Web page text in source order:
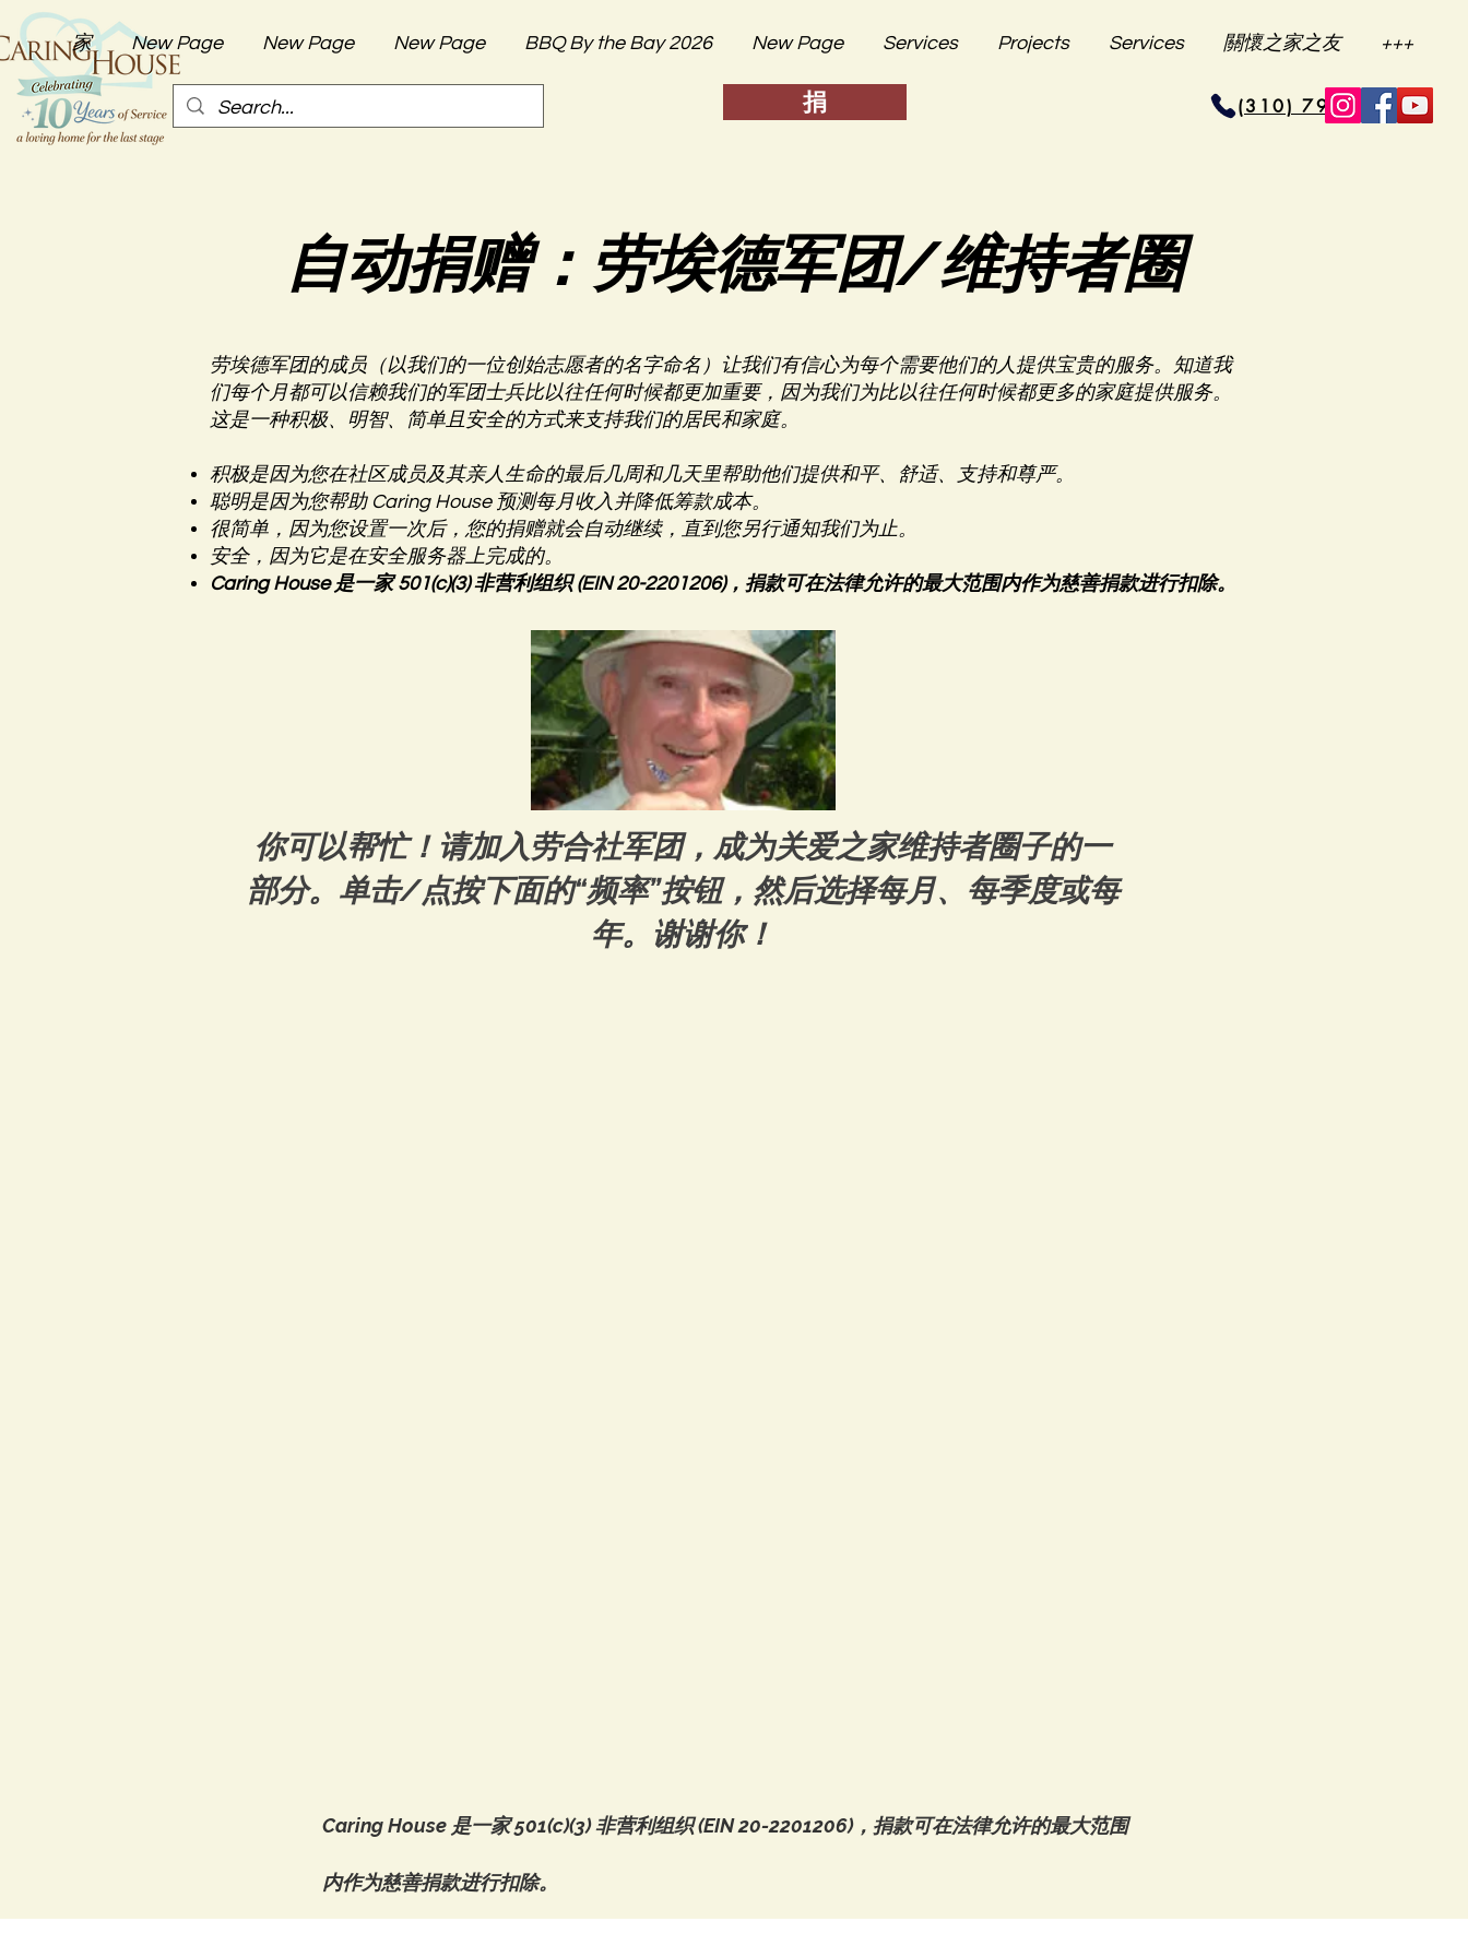
家 New Page New Page New Page BBQ By the Bay 2026 New Page Services Projects Services 關懷之家之友 +++
捐 (310) 796-6625
自动捐赠：劳埃德军团/维持者圈
劳埃德军团的成员（以我们的一位创始志愿者的名字命名）让我们有信心为每个需要他们的人提供宝贵的服务。知道我
们每个月都可以信赖我们的军团士兵比以往任何时候都更加重要，因为我们为比以往任何时候都更多的家庭提供服务。
这是一种积极、明智、简单且安全的方式来支持我们的居民和家庭。
积极是因为您在社区成员及其亲人生命的最后几周和几天里帮助他们提供和平、舒适、支持和尊严。
聪明是因为您帮助 Caring House 预测每月收入并降低筹款成本。
很简单，因为您设置一次后，您的捐赠就会自动继续，直到您另行通知我们为止。
安全，因为它是在安全服务器上完成的。
Caring House 是一家 501(c)(3) 非营利组织 (EIN 20-2201206)，捐款可在法律允许的最大范围内作为慈善捐款进行扣除。
你可以帮忙！请加入劳合社军团，成为关爱之家维持者圈子的一
部分。单击/点按下面的“频率”按钮，然后选择每月、每季度或每
年。谢谢你！
Caring House 是一家 501(c)(3) 非营利组织 (EIN 20-2201206)，捐款可在法律允许的最大范围
内作为慈善捐款进行扣除。